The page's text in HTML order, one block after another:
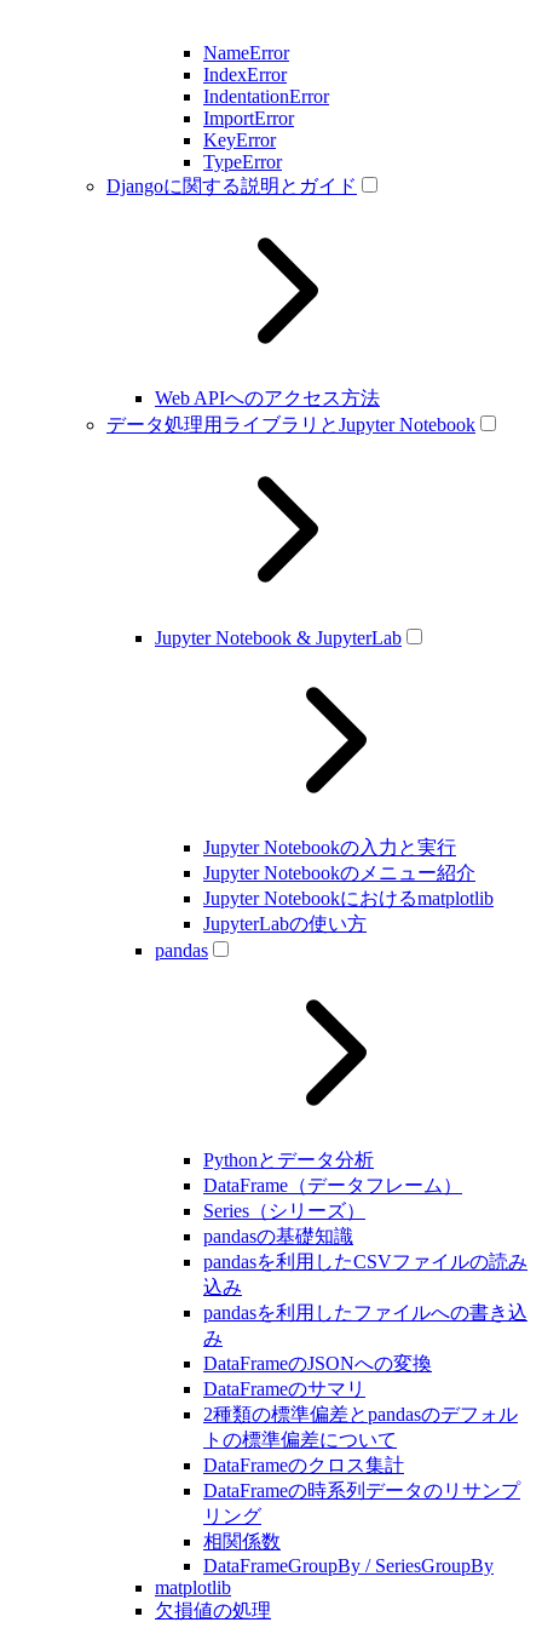
NameError
IndexError
IndentationError
ImportError
KeyError
TypeError
Djangoに関する説明とガイド
Web APIへのアクセス方法
データ処理用ライブラリとJupyter Notebook
Jupyter Notebook & JupyterLab
Jupyter Notebookの入力と実行
Jupyter Notebookのメニュー紹介
Jupyter Notebookにおけるmatplotlib
JupyterLabの使い方
pandas
Pythonとデータ分析
DataFrame（データフレーム）
Series（シリーズ）
pandasの基礎知識
pandasを利用したCSVファイルの読み
込み
pandasを利用したファイルへの書き込
み
DataFrameのJSONへの変換
DataFrameのサマリ
2種類の標準偏差とpandasのデフォル
トの標準偏差について
DataFrameのクロス集計
DataFrameの時系列データのリサンプ
リング
相関係数
DataFrameGroupBy / SeriesGroupBy
matplotlib
欠損値の処理